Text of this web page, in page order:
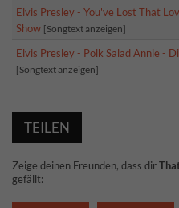
Elvis Presley - You've Lost That
Show [Songtext anzeigen]
Elvis Presley - Polk Salad Annie -
[Songtext anzeigen]
TEILEN
Zeige deinen Freunden, dass dir
gefällt: